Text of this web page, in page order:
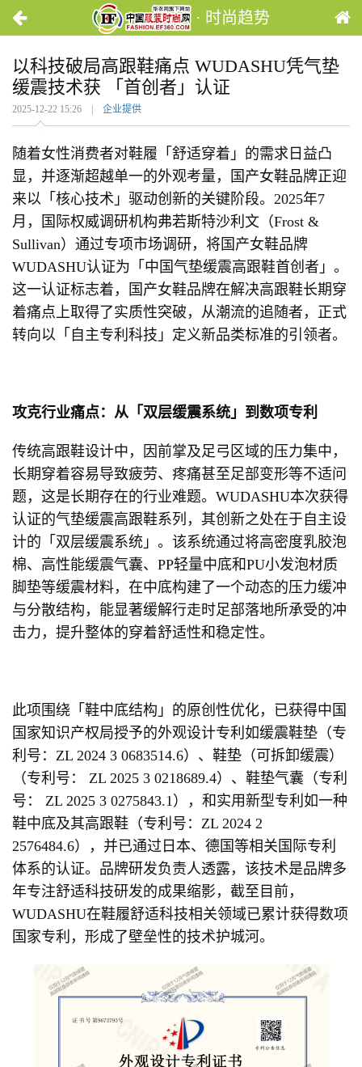
· 时尚趋势
以科技破局高跟鞋痛点 WUDASHU凭气垫
缓震技术获 「首创者」认证
2025-12-22 15:26 | 企业提供
随着女性消费者对鞋履「舒适穿着」的需求日益凸
显，并逐渐超越单一的外观考量，国产女鞋品牌正迎
来以「核心技术」驱动创新的关键阶段。2025年7
月，国际权威调研机构弗若斯特沙利文（Frost &
Sullivan）通过专项市场调研，将国产女鞋品牌
WUDASHU认证为「中国气垫缓震高跟鞋首创者」。
这一认证标志着，国产女鞋品牌在解决高跟鞋长期穿
着痛点上取得了实质性突破，从潮流的追随者，正式
转向以「自主专利科技」定义新品类标准的引领者。
攻克行业痛点：从「双层缓震系统」到数项专利
传统高跟鞋设计中，因前掌及足弓区域的压力集中，
长期穿着容易导致疲劳、疼痛甚至足部变形等不适问
题，这是长期存在的行业难题。WUDASHU本次获得
认证的气垫缓震高跟鞋系列，其创新之处在于自主设
计的「双层缓震系统」。该系统通过将高密度乳胶泡
棉、高性能缓震气囊、PP轻量中底和PU小发泡材质
脚垫等缓震材料，在中底构建了一个动态的压力缓冲
与分散结构，能显著缓解行走时足部落地所承受的冲
击力，提升整体的穿着舒适性和稳定性。
此项围绕「鞋中底结构」的原创性优化，已获得中国
国家知识产权局授予的外观设计专利如缓震鞋垫（专
利号：ZL 2024 3 0683514.6）、鞋垫（可拆卸缓震）
（专利号： ZL 2025 3 0218689.4）、鞋垫气囊（专利
号： ZL 2025 3 0275843.1），和实用新型专利如一种
鞋中底及其高跟鞋（专利号：ZL 2024 2
2576484.6），并已通过日本、德国等相关国际专利
体系的认证。品牌研发负责人透露，该技术是品牌多
年专注舒适科技研发的成果缩影，截至目前，
WUDASHU在鞋履舒适科技相关领域已累计获得数项
国家专利，形成了壁垒性的技术护城河。